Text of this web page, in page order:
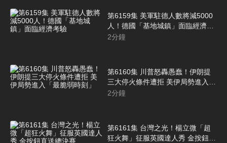
第6159集 美軍駐德人數將減5000
人！德國「基地城鎮」面臨經濟考
驗
2分鐘
第6160集 川普怒轟愚蠢！伊朗提
三大停火條件遭拒 美伊局勢進入
「最脆弱時刻」
2分鐘
第6161集 台灣之光！楊立微「超
狂火舞」征服英國達人秀 金按鈕直